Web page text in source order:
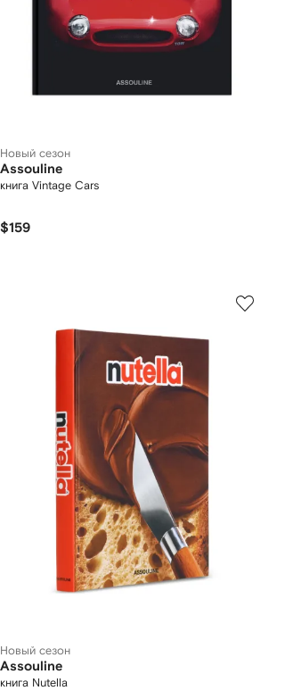
Новый сезон
Assouline
книга Vintage Cars
$159
Новый сезон
Assouline
книга Nutella